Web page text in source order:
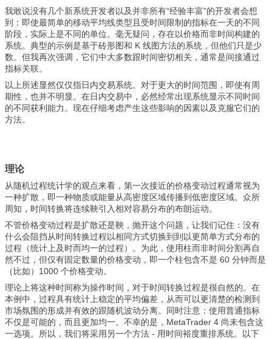
我敢说没有几个新系统开发者以及并非所有“经验丰富”的开发者会想
到：即使最简单的移动平均线类型且受时间限制的指标在一天的不同
阶段，实际上是不同的单位。毫无疑问，存在以价格而非时间构建的
系统。典型的示例是基于砖形图和 K 线图方法的系统，但他们只是少
数。但我再次强调，它们中大多数跟时间密切相关，通常是间接通过
指标关联。
以上所述显然仅仅指日内交易系统。对于更大的时间范围，即使有周
期性，也并不明显。在日内交易中，必然经常出现系统显示不同时间
的不同获利能力。现在仔细考虑产生这些影响的因素以及克服它们的
方法。
理论
从随机过程统计学的观点来看，第一次接近的价格变动过程通常视为
一种扩散，即一种物质或能量从高密度区域传播到低密度区域。众所
周知，时间转换将连续鞅引入相对容易分布的布朗运动。
不管价格变动过程是扩散还是鞅，抛开这个问题，让我们记住：没有
什么会阻挡从时间转换过程以相同方式切换到到以更简单方式分布的
过程（统计上及时而均一的过程）。为此，使用柱而非时间分割再自
然不过，但仅有固定数量的价格变动，即一个柱包含不是 60 分钟而是
（比如）1000 个价格变动。
理论上将这种时间称为操作时间，对于时间转换过程是很自然的。在
本例中，过程具有统计上稳定的平均偏差，从而可以更清楚的检测到
市场氛围的形成并有效的跟随机波动分离。同时注意：使用普通指标
不仅是可能的，而且更加均一。不幸的是，MetaTrader 4 尚未包含这
一选项。所以，我们将采用另一个方法 - 用时间裕度重排系统。以下